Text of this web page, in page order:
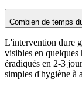
Combien de temps
L'intervention dure
visibles en quelques
éradiqués en 2-3
simples d'hygiène à